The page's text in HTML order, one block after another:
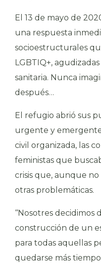
El 13 de mayo de
una respuesta
socioestructurales
LGBTIQ+,
sanitaria. Nunca
después…
El refugio abrió sus
urgente y
civil organizada, las
feministas que
crisis que, aunque
otras problemáticas.
‘‘Nosotres
construcción de un
para todas aquellas
quedarse más